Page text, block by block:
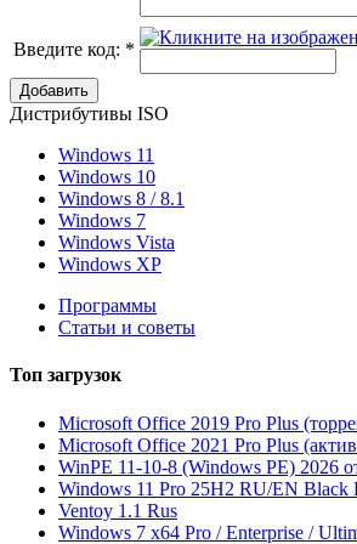
Введите код: *
Добавить
Дистрибутивы ISO
Windows 11
Windows 10
Windows 8 / 8.1
Windows 7
Windows Vista
Windows XP
Программы
Статьи и советы
Топ загрузок
Microsoft Office 2019 Pro Plus
Microsoft Office 2021 Pro Plus
WinPE 11-10-8 (Windows PE) 2026
Windows 11 Pro 25H2 RU/EN Black
Ventoy 1.1 Rus
Windows 7 x64 Pro / Enterprise /